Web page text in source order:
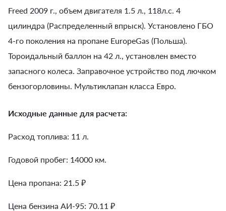
Freed 2009 г., объем двигателя 1.5 л., 118л.с. 4
цилиндра (Распределенный впрыск). Установлено ГБО
4-го поколения на пропане EuropeGas (Польша).
Тороидальный баллон на 42 л., установлен вместо
запасного колеса. Заправочное устройство под лючком
бензогорловины. Мультиклапан класса Евро.
Исходные данные для расчета:
Расход топлива: 11 л.
Годовой пробег: 14000 км.
Цена пропана: 21.5 ₽
Цена бензина АИ-95: 70.11 ₽